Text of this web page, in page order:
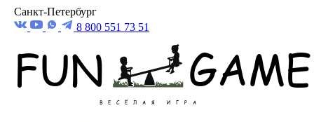
Санкт-Петербург
8 800 551 73 51